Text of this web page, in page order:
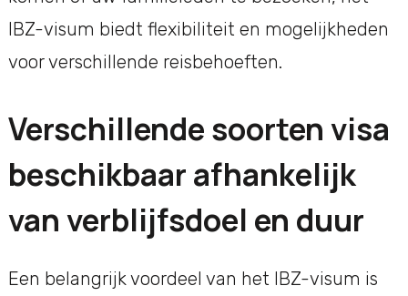
IBZ-visum biedt flexibiliteit en mogelijkheden
voor verschillende reisbehoeften.
Verschillende soorten visa
beschikbaar afhankelijk
van verblijfsdoel en duur
Een belangrijk voordeel van het IBZ-visum is